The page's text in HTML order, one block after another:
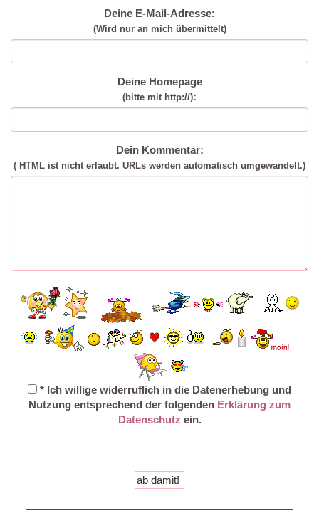
Deine E-Mail-Adresse:
(Wird nur an mich übermittelt)
Deine Homepage
(bitte mit http://):
Dein Kommentar:
( HTML ist nicht erlaubt. URLs werden automatisch umgewandelt.)
* Ich willige widerruflich in die Datenerhebung und
Nutzung entsprechend der folgenden Erklärung zum
Datenschutz ein.